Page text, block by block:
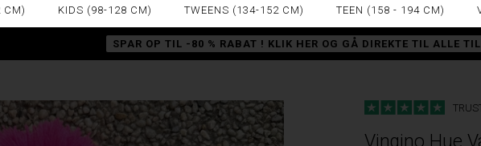
CM) KIDS (98-128 CM) TWEENS (134-152 CM) TEEN (158 - 194 CM)
SPAR OP TIL -80 % RABAT ! KLIK HER OG GÅ DIREKTE TIL ALLE